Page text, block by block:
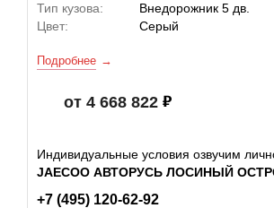
Тип кузова:
Внедорожник 5 дв.
Цвет:
Серый
Подробнее
от 4 668 822
Индивидуальные условия озвучим
JAECOO АВТОРУСЬ ЛОСИНЫЙ
+7 (495) 120-62-92